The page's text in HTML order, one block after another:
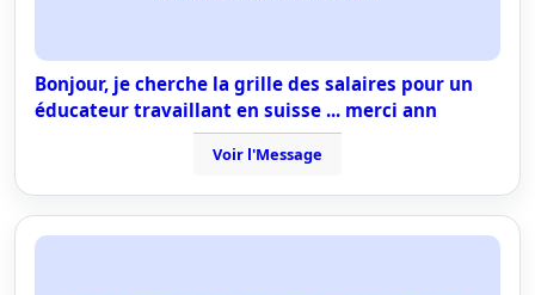
Bonjour, je cherche la grille des salaires pour un
éducateur travaillant en suisse ... merci ann
Voir l'Message